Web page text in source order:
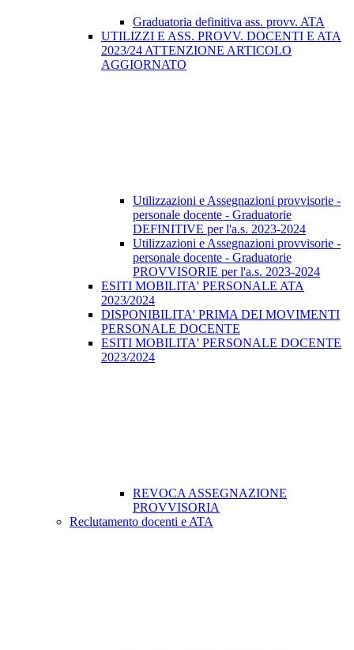
Graduatoria definitiva ass. provv. ATA
UTILIZZI E ASS. PROVV. DOCENTI E ATA
2023/24 ATTENZIONE ARTICOLO
AGGIORNATO
Utilizzazioni e Assegnazioni provvisorie -
personale docente - Graduatorie
DEFINITIVE per l'a.s. 2023-2024
Utilizzazioni e Assegnazioni provvisorie -
personale docente - Graduatorie
PROVVISORIE per l'a.s. 2023-2024
ESITI MOBILITA' PERSONALE ATA
2023/2024
DISPONIBILITA' PRIMA DEI MOVIMENTI
PERSONALE DOCENTE
ESITI MOBILITA' PERSONALE DOCENTE
2023/2024
REVOCA ASSEGNAZIONE
PROVVISORIA
Reclutamento docenti e ATA